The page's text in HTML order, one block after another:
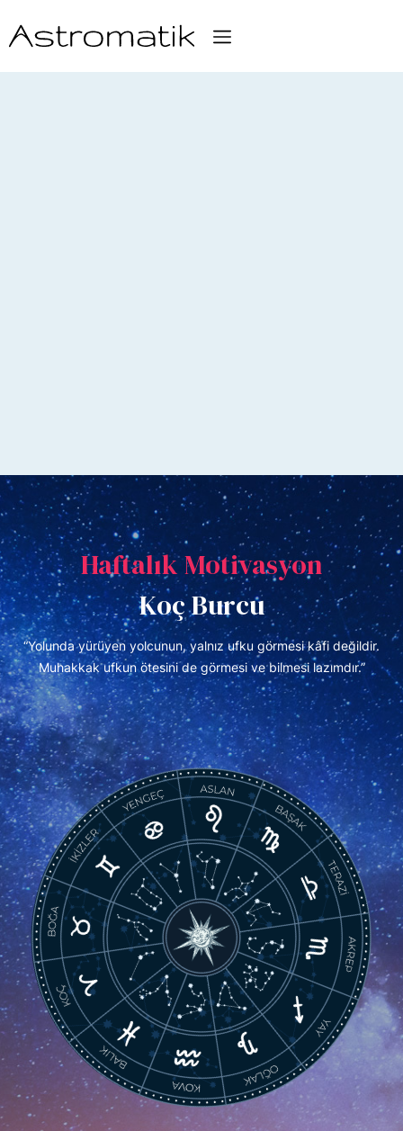
Haftalık Motivasyon
Koç Burcu
“Yolunda yürüyen yolcunun, yalnız ufku görmesi kâfi değildir.
Muhakkak ufkun ötesini de görmesi ve bilmesi lazımdır.”